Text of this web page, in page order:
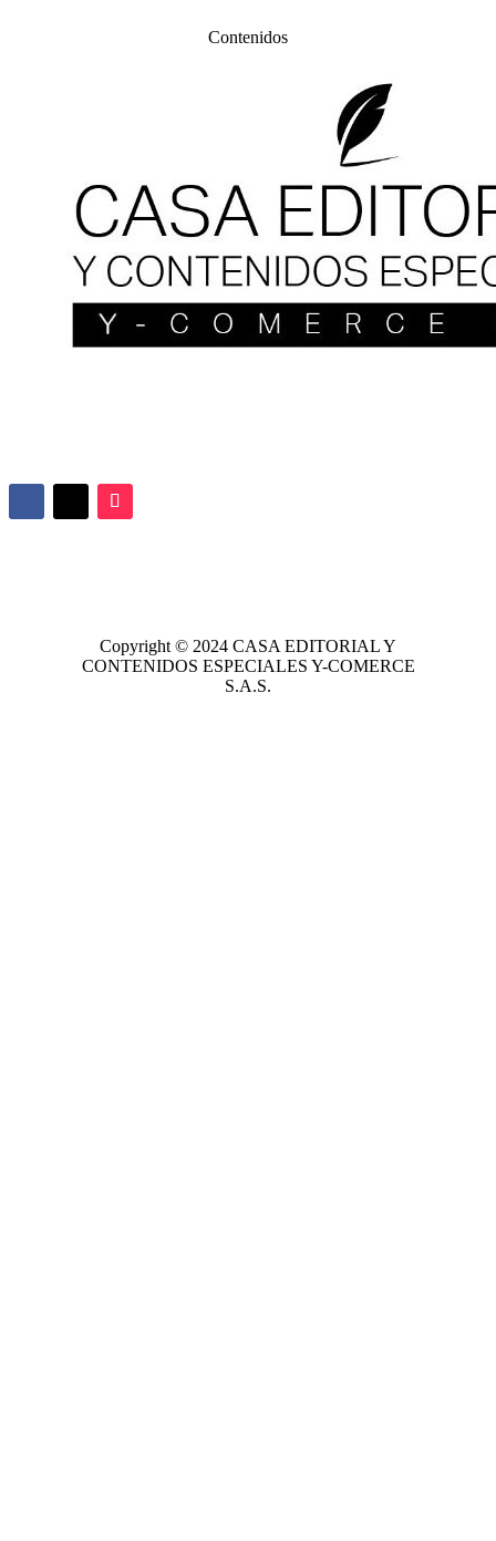
Contenidos
Copyright © 2024 CASA EDITORIALY
CONTENIDOS ESPECIALES Y-COMERCE
S.A.S.